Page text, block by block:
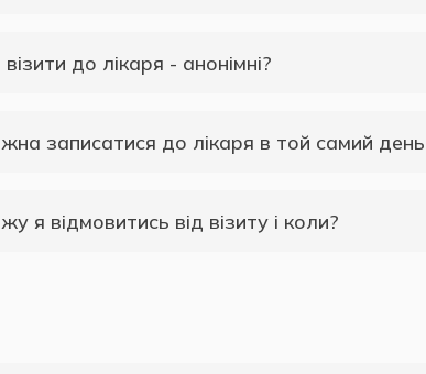
візити до лікаря - анонімні?
записатися до лікаря в той самий
я відмовитись від візиту і коли?